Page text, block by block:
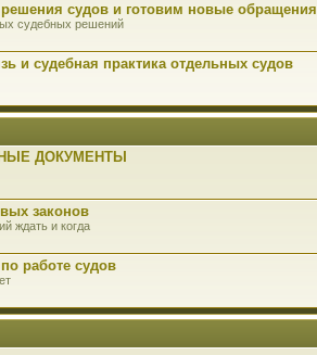
судов и готовим новые обращения
судебных решений
и судебная практика отдельных судов
ДОКУМЕНТЫ
законов
ждать и когда
работе судов